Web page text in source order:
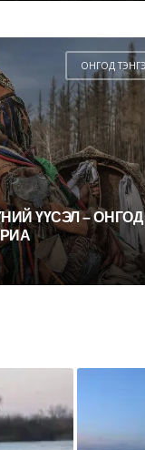
ОНГОД
ҮҮСЭЛ – ОНГОД